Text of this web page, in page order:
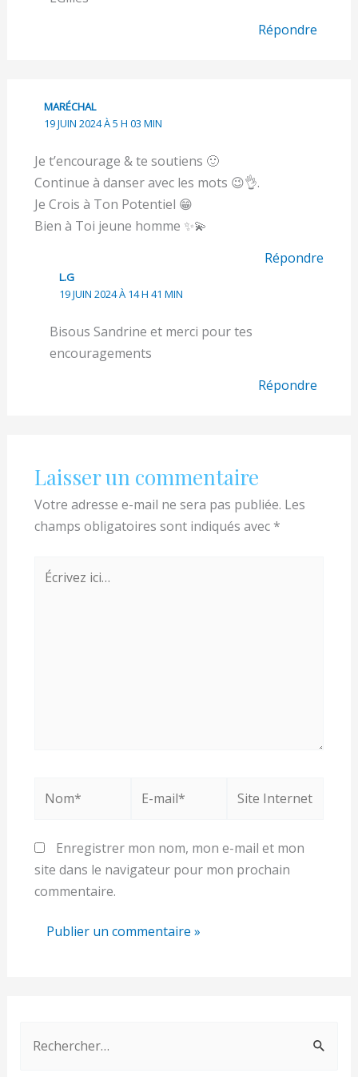
Répondre
MARÉCHAL
19 JUIN 2024 À 5 H 03 MIN
Je t’encourage & te soutiens 🙂
Continue à danser avec les mots 😉👌.
Je Crois à Ton Potentiel 😁
Bien à Toi jeune homme ✨️💫
Répondre
L.G
19 JUIN 2024 À 14 H 41 MIN
Bisous Sandrine et merci pour tes
encouragements
Répondre
Laisser un commentaire
Votre adresse e-mail ne sera pas publiée. Les
champs obligatoires sont indiqués avec *
Écrivez
ici…
mail*
Internet
Enregistrer mon nom, mon e-mail et mon
site dans le navigateur pour mon prochain
commentaire.